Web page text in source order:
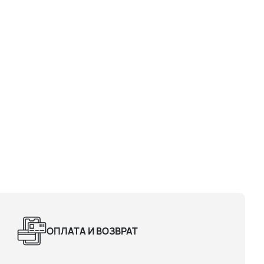
ОПЛАТА И ВОЗВРАТ